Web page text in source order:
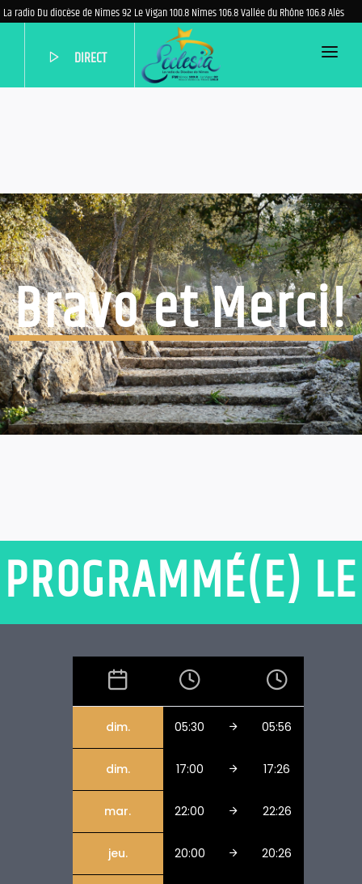
La radio Du diocèse de Nîmes 92 Le Vigan 100.8 Nîmes 106.8 Vallée du Rhône 106.8 Alès
DIRECT
ACCUEIL
QUI SOMMES-NOUS?
AIDEZ-NOUS
NOUS CONTACTER
PARTENAIRES
Bravo et Merci!
PROGRAMMÉ(E) LE
dim. 05:30 05:56
dim. 17:00 17:26
mar. 22:00 22:26
jeu. 20:00 20:26